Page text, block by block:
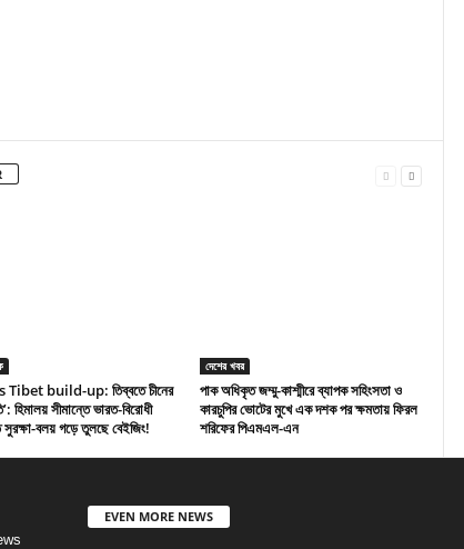
Tibet build-up: তিব্বতে চীনের
হিমালয় সীমান্তে ভারত-বিরোধী
বলয় গড়ে তুলছে বেইজিং!
দেশের খবর
পাক অধিকৃত জম্মু-কাশ্মীরে ব্যাপক সহিংসতা ও
কারচুপির ভোটের মুখে এক দশক পর ক্ষমতায় ফিরল
শরিফের পিএমএল-এন
EVEN MORE NEWS